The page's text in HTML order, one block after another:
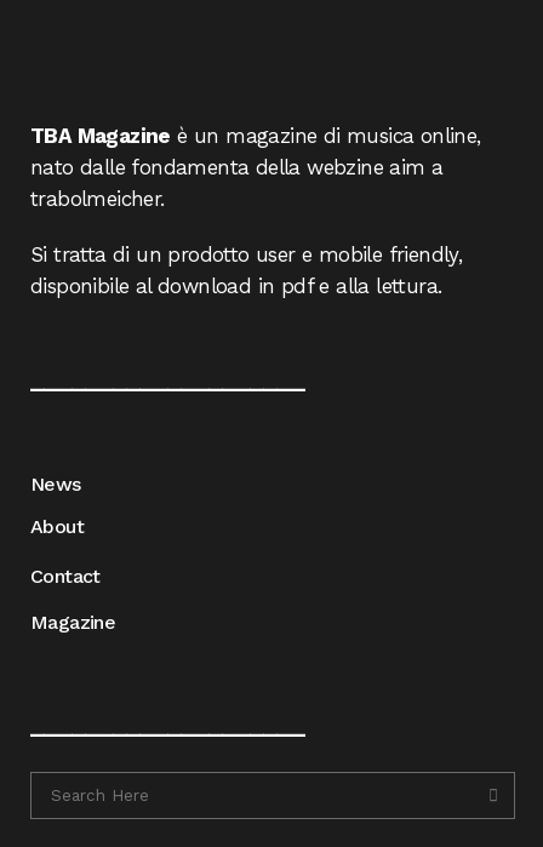
TBA Magazine è un magazine di musica online,
nato dalle fondamenta della webzine aim a
trabolmeicher.
Si tratta di un prodotto user e mobile friendly,
disponibile al download in pdf e alla lettura.
News
About
Contact
Magazine